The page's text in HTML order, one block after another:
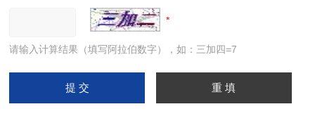
请输入计算结果（填写阿拉伯数字），如：三加四=7